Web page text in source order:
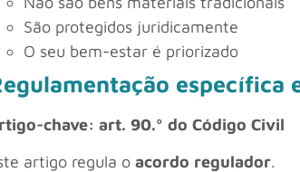
São protegidos juridicamente
O seu bem-estar é priorizado
específica
chave: art. 90.º do Código Civil
artigo regula o acordo regulador.